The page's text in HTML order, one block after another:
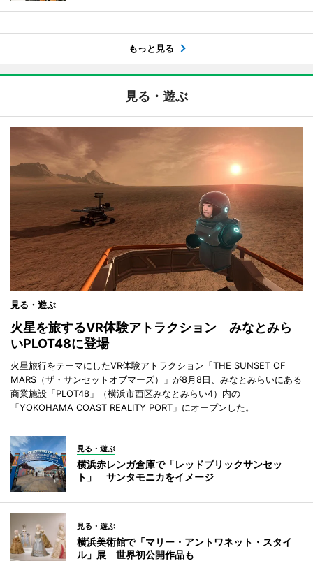
もっと見る
見る・遊ぶ
見る・遊ぶ
火星を旅するVR体験アトラクション みなとみら
いPLOT48に登場
火星旅行をテーマにしたVR体験アトラクション「THE SUNSET OF
MARS（ザ・サンセットオブマーズ）」が8月8日、みなとみらいにある
商業施設「PLOT48」（横浜市西区みなとみらい4）内の
「YOKOHAMA COAST REALITY PORT」にオープンした。
見る・遊ぶ
横浜赤レンガ倉庫で「レッドブリックサンセッ
ト」 サンタモニカをイメージ
見る・遊ぶ
横浜美術館で「マリー・アントワネット・スタイ
ル」展 世界初公開作品も